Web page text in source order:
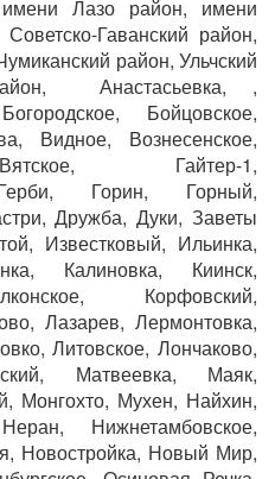
Лазо район, имени
Гаванский район,
район, Ульчский
Анастасьевка, ,
Бойцовское,
Видное, Вознесенское,
Гайтер-1,
Герби, Горин, Горный,
Дружба, Дуки, Заветы
Известковый, Ильинка,
Калиновка, Киинск,
Корфовский,
Лазарев, Лермонтовка,
Литовское, Лончаково,
Матвеевка, Маяк,
Монгохто, Мухен, Найхин,
Нижнетамбовское,
Новостройка, Новый Мир,